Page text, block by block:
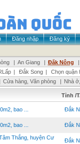
Đăng nhập Đăng ký
| An Giang | Đắk Nông |
| Đắk Song |
Chọn quận
Cửa hàng, Văn phòng | Nhà
Tỉnh /
bao ... Đắk
bao ... Đắk
Thắng, huyện Cư
Đắk